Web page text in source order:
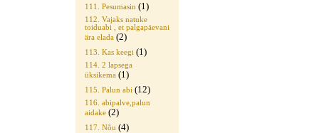
111. Pesumasin (1)
112. Vajaks natuke
toiduabi , et palgapäevani
ära elada (2)
113. Kas keegi (1)
114. 2 lapsega
üksikema (1)
115. Palun abi (12)
116. abipalve,palun
aidake (2)
117. Nõu (4)